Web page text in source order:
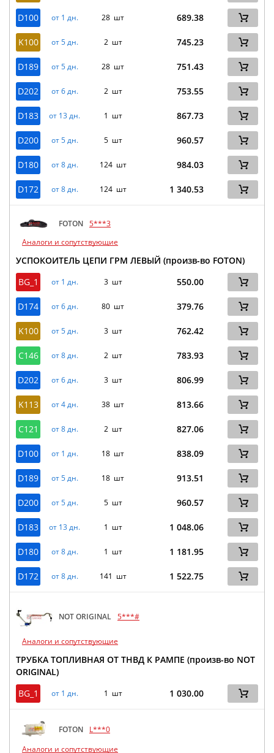
D100 от 1 дн. 28 шт 689.38
K100 от 5 дн. 2 шт 745.23
D189 от 5 дн. 28 шт 751.43
D202 от 6 дн. 2 шт 753.55
D183 от 13 дн. 1 шт 867.73
D200 от 5 дн. 5 шт 960.57
D180 от 8 дн. 124 шт 984.03
D172 от 8 дн. 124 шт 1 340.53
FOTON 5***3
Аналоги и сопутствующие
УСПОКОИТЕЛЬ ЦЕПИ ГРМ ЛЕВЫЙ (произв-во FOTON)
BG_1
от 1 дн. 3 шт 550.00
D174 от 6 дн. 80 шт 379.76
K100 от 5 дн. 3 шт 762.42
C146 от 8 дн. 2 шт 783.93
D202 от 6 дн. 3 шт 806.99
K113 от 4 дн. 38 шт 813.66
C121 от 8 дн. 2 шт 827.06
D100 от 1 дн. 18 шт 838.09
D189 от 5 дн. 18 шт 913.51
D200 от 5 дн. 5 шт 960.57
D183 от 13 дн. 1 шт 1 048.06
D180 от 8 дн. 1 шт 1 181.95
D172 от 8 дн. 141 шт 1 522.75
NOT ORIGINAL 5***#
Аналоги и сопутствующие
ТРУБКА ТОПЛИВНАЯ ОТ ТНВД К РАМПЕ (произв-во NOT
ORIGINAL)
BG_1
от 1 дн. 1 шт 1 030.00
FOTON
L***0
Аналоги и сопутствующие